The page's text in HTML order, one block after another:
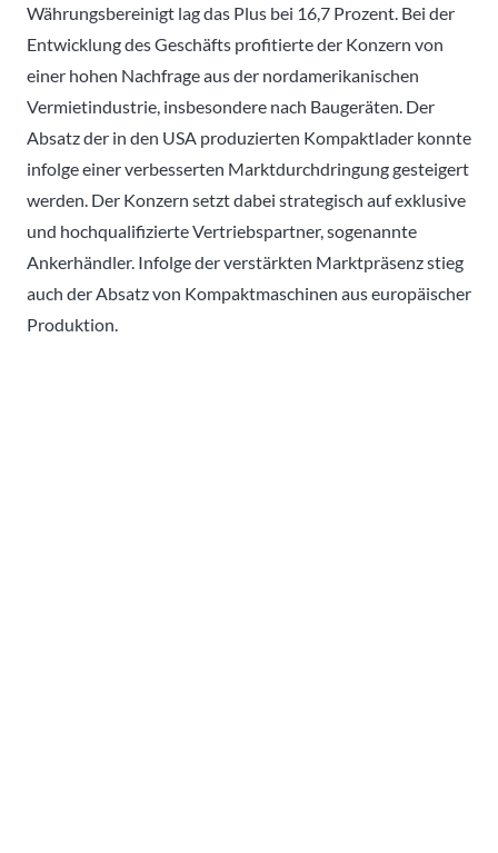
Währungsbereinigt lag das Plus bei 16,7 Prozent. Bei der
Entwicklung des Geschäfts profitierte der Konzern von
einer hohen Nachfrage aus der nordamerikanischen
Vermietindustrie, insbesondere nach Baugeräten. Der
Absatz der in den USA produzierten Kompaktlader konnte
infolge einer verbesserten Marktdurchdringung gesteigert
werden. Der Konzern setzt dabei strategisch auf exklusive
und hochqualifizierte Vertriebspartner, sogenannte
Ankerhändler. Infolge der verstärkten Marktpräsenz stieg
auch der Absatz von Kompaktmaschinen aus europäischer
Produktion.